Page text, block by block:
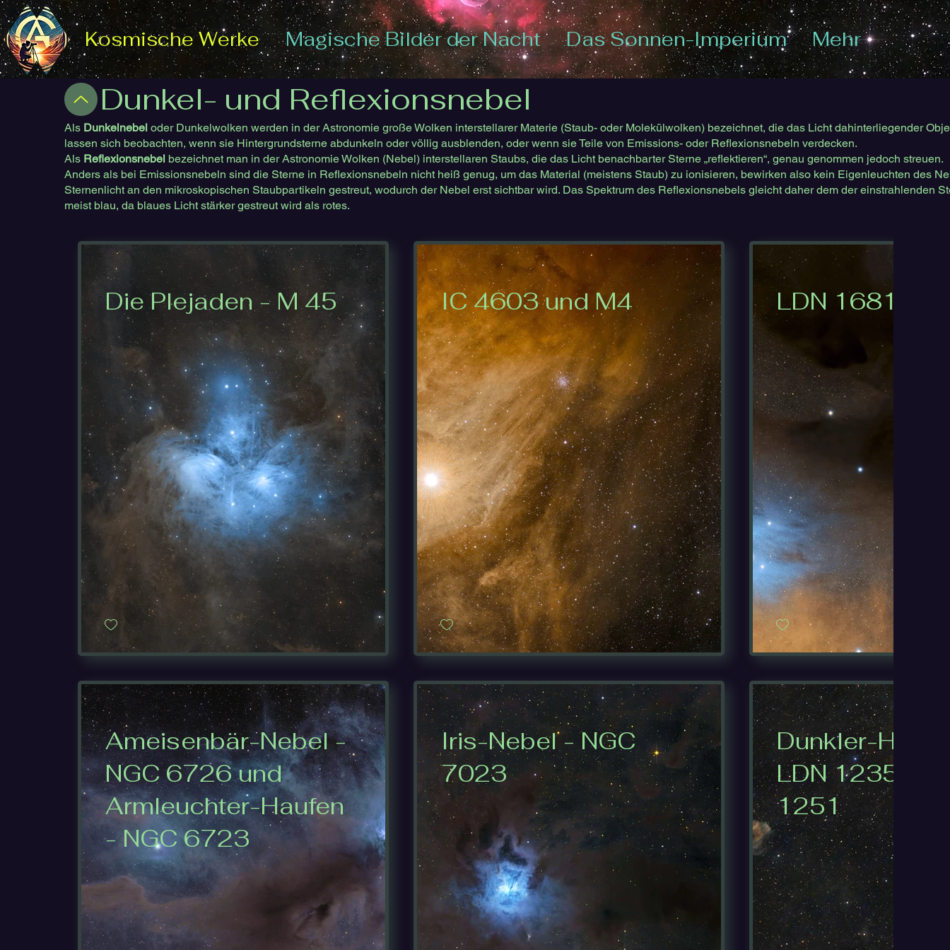
Kosmische Werke Magische Bilder der Nacht Das Sonnen-Imperium Mehr
Dunkel- und Reflexionsnebel
Als Dunkelnebel oder Dunkelwolken werden in der Astronomie große Wolken interstellarer Materie (Staub- oder Molekülwolken) bezeichnet, die das Licht dahinterliegender
lassen sich beobachten, wenn sie Hintergrundsterne abdunkeln oder völlig ausblenden, oder wenn sie Teile von Emissions- oder Reflexionsnebeln verdecken.
Als Reflexionsnebel bezeichnet man in der Astronomie Wolken (Nebel) interstellaren Staubs, die das Licht benachbarter Sterne „reflektieren“, genau genommen jedoch streuen.
Anders als bei Emissionsnebeln sind die Sterne in Reflexionsnebeln nicht heiß genug, um das Material (meistens Staub) zu ionisieren, bewirken also kein Eigenleuchten des
Sternenlicht an den mikroskopischen Staubpartikeln gestreut, wodurch der Nebel erst sichtbar wird. Das Spektrum des Reflexionsnebels gleicht daher dem der einstrahlenden
meist blau, da blaues Licht stärker gestreut wird als rotes.
Die Plejaden - M 45 IC 4603 und M4 LDN 1681
Ameisenbär-Nebel -
NGC 6726 und
Armleuchter-Haufen
- NGC 6723
Iris-Nebel - NGC
7023
Dunkler-Hai-
LDN 1235
1251